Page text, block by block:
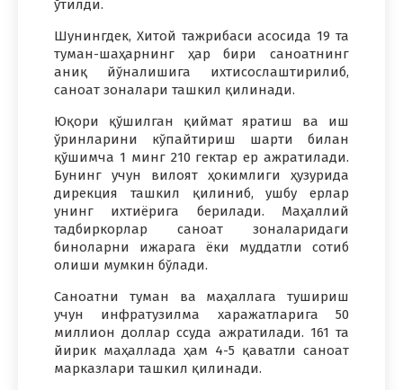
ўтилди.
Шунингдек, Хитой тажрибаси асосида 19 та
туман-шаҳарнинг ҳар бири саноатнинг
аниқ йўналишига ихтисослаштирилиб,
саноат зоналари ташкил қилинади.
Юқори қўшилган қиймат яратиш ва иш
ўринларини кўпайтириш шарти билан
қўшимча 1 минг 210 гектар ер ажратилади.
Бунинг учун вилоят ҳокимлиги ҳузурида
дирекция ташкил қилиниб, ушбу ерлар
унинг ихтиёрига берилади. Маҳаллий
тадбиркорлар саноат зоналаридаги
биноларни ижарага ёки муддатли сотиб
олиши мумкин бўлади.
Саноатни туман ва маҳаллага тушириш
учун инфратузилма харажатларига 50
миллион доллар ссуда ажратилади. 161 та
йирик маҳаллада ҳам 4-5 қаватли саноат
марказлари ташкил қилинади.